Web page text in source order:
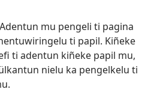
Adentun mu pengeli ti pagina
ti papil. Kiñeke
ti adentun kiñeke papil mu,
nielu ka pengelkelu ti